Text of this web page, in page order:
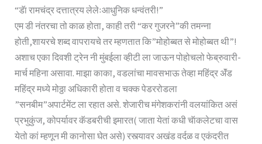
“डॅा रामचंद्र दत्तात्रय लेलेःआधुनिक धन्वंतरी!”
एम डी नंतरचा तो काळ होता, काही तरी “कर गुजरने”की तमन्ना
होती,शायरचे शब्द वापरायचे तर म्हणतात कि”मोहोब्बत से मोहोब्बत थी”!
अशाच एका दिवशी ट्रेन नी मुंबईला व्हीटी ला जाऊन पोहोचलो फेब्रुवारी-
मार्च महिना असावा. माझा काका, वडलांचा मावसभाऊ तेव्हा महिंद्र ॲंड
महिंद्र मध्ये मोठ्ठा अधिकारी होता व चक्क पेडररोडला
”सनबीम”अपार्टमेंट ला रहात असे. शेजारीच मंगेशकरांनी वलयांकित असं
प्रभुकुंज, कोपर्यावर कॅडबरीची इमारत( जाता येतां कधी चॅाकलेटचा वास
येतो कां म्हणून मी कानोसा घेत असे) रस्त्यावर अखंड वर्दळ व एकंदरीत